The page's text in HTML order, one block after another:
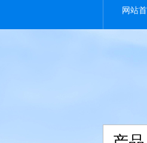
网站